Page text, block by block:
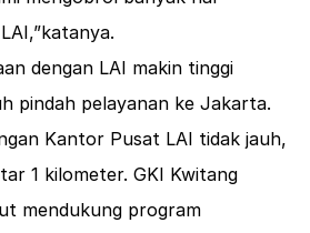
dengan LAI makin tinggi
pindah pelayanan ke Jakarta.
Kantor Pusat LAI tidak jauh,
1 kilometer. GKI Kwitang
mendukung program